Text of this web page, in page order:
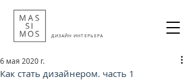
ДИЗАЙН ИНТЕРЬЕРА
Как стать дизайнером. часть 1
6 мая 2020 г.